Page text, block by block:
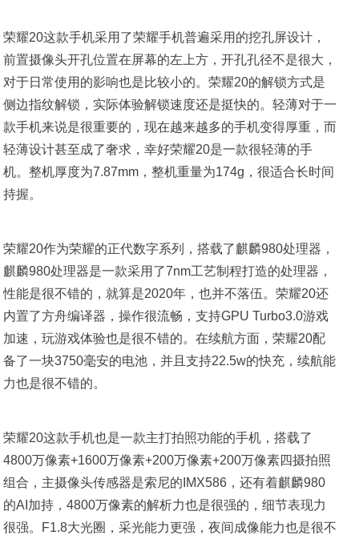
荣耀20这款手机采用了荣耀手机普遍采用的挖孔屏设计，
前置摄像头开孔位置在屏幕的左上方，开孔孔径不是很大，
对于日常使用的影响也是比较小的。荣耀20的解锁方式是
侧边指纹解锁，实际体验解锁速度还是挺快的。轻薄对于一
款手机来说是很重要的，现在越来越多的手机变得厚重，而
轻薄设计甚至成了奢求，幸好荣耀20是一款很轻薄的手
机。整机厚度为7.87mm，整机重量为174g，很适合长时间
持握。
荣耀20作为荣耀的正代数字系列，搭载了麒麟980处理器，
麒麟980处理器是一款采用了7nm工艺制程打造的处理器，
性能是很不错的，就算是2020年，也并不落伍。荣耀20还
内置了方舟编译器，操作很流畅，支持GPU Turbo3.0游戏
加速，玩游戏体验也是很不错的。在续航方面，荣耀20配
备了一块3750毫安的电池，并且支持22.5w的快充，续航能
力也是很不错的。
荣耀20这款手机也是一款主打拍照功能的手机，搭载了
4800万像素+1600万像素+200万像素+200万像素四摄拍照
组合，主摄像头传感器是索尼的IMX586，还有着麒麟980
的AI加持，4800万像素的解析力也是很强的，细节表现力
很强。F1.8大光圈，采光能力更强，夜间成像能力也是很不